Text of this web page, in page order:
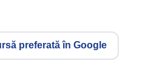
preferată în Google